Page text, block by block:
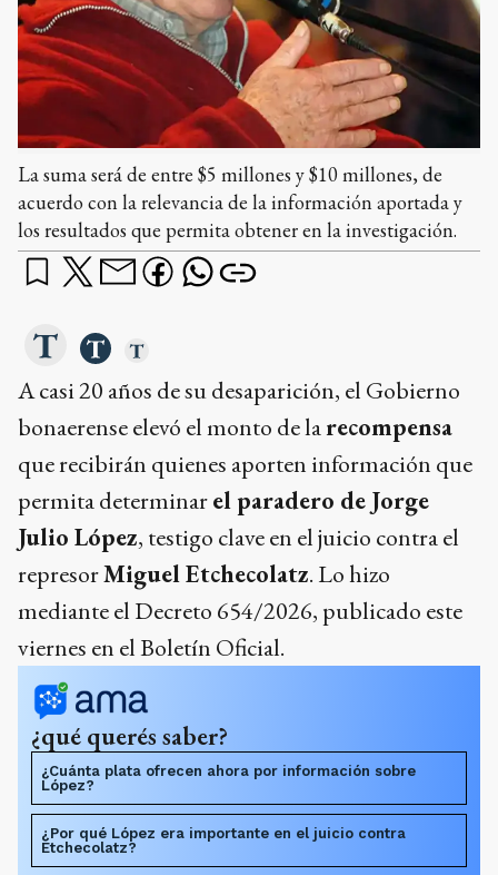
La suma será de entre $5 millones y $10 millones, de
acuerdo con la relevancia de la información aportada y
los resultados que permita obtener en la investigación.
A casi 20 años de su desaparición, el Gobierno
bonaerense elevó el monto de larecompensa
que recibirán quienes aporten información que
permita determinarel paradero de Jorge
Julio López, testigo clave en el juicio contra el
represorMiguel Etchecolatz. Lo hizo
mediante el Decreto 654/2026, publicado este
viernes en el Boletín Oficial.
¿qué querés saber?
¿Cuánta plata ofrecen ahora por información sobre
López?
¿Por qué López era importante en el juicio contra
Etchecolatz?